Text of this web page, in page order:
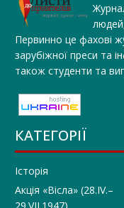
Первинно це фахові
зарубіжної преси та
також студенти та
КАТЕГОРІЇ
Історія
Акція «Вісла» (28.IV.–